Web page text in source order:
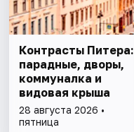
Контрасты Питера:
парадные, дворы,
коммуналка и
видовая крыша
28 августа 2026 •
пятница